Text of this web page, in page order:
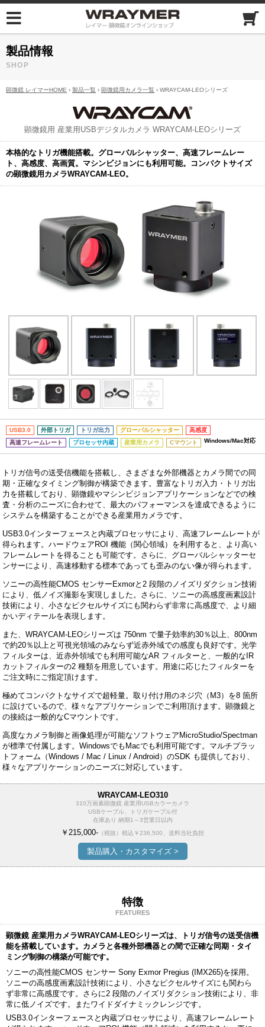
製品情報
SHOP
顕微鏡 レイマーHOME › 製品一覧 › 顕微鏡用カメラ一覧 › WRAYCAM-LEOシリーズ
顕微鏡用 産業用USBデジタルカメラ WRAYCAM-LEOシリーズ
本格的なトリガ機能搭載。グローバルシャッター、高速フレームレー
ト、高感度、高画質。マシンビジョンにも利用可能。コンパクトサイズ
の顕微鏡用カメラWRAYCAM-LEO。
USB3.0 外部トリガ トリガ出力 グローバルシャッター
高感度
高速フレームレート
プロセッサ内蔵 産業用カメラ Cマウント Windows/Mac対応
トリガ信号の送受信機能を搭載し、さまざまな外部機器とカメラ間での同
期・正確なタイミング制御が構築できます。豊富なトリガ入力・トリガ出
力を搭載しており、顕微鏡やマシンビジョンアプリケーションなどでの検
査・分析のニーズに合わせて、最大のパフォーマンスを達成できるように
システムを構築することができる産業用カメラです。
USB3.0インターフェースと内蔵プロセッサにより、高速フレームレートが
得られます。ハードウェアROI 機能（関心領域）を利用すると、より高い
フレームレートを得ることも可能です。さらに、グローバルシャッターセ
ンサーにより、高速移動する標本であっても歪みのない像が得られます。
ソニーの高性能CMOS センサーExmorと2 段階のノイズリダクション技術
により、低ノイズ撮影を実現しました。さらに、ソニーの高感度画素設計
技術により、小さなピクセルサイズにも関わらず非常に高感度で、より細
かいディテールを表現します。
また、WRAYCAM-LEOシリーズは 750nm で量子効率約30％以上、800nm
で約20％以上と可視光領域のみならず近赤外域での感度も良好です。光学
フィルターは、近赤外領域でも利用可能なAR フィルターと、一般的なIR
カットフィルターの2 種類を用意しています。用途に応じたフィルターを
ご注文時にご指定頂けます。
極めてコンパクトなサイズで超軽量。取り付け用のネジ穴（M3）を8 箇所
に設けているので、様々なアプリケーションでご利用頂けます。顕微鏡と
の接続は一般的なCマウントです。
高度なカメラ制御と画像処理が可能なソフトウェアMicroStudio/Spectman
が標準で付属します。WindowsでもMacでも利用可能です。マルチプラッ
トフォーム（Windows / Mac / Linux / Android）のSDK も提供しており、
様々なアプリケーションのニーズに対応しています。
WRAYCAM-LEO310
310万画素顕微鏡 産業用USBカラーカメラ
USBケーブル、トリガケーブル付
在庫あり 納期1～3営業日以内
￥215,000- （税抜） 税込￥236,500、送料当社負担
製品購入・カスタマイズ >
特徴
FEATURES
顕微鏡 産業用カメラWRAYCAM-LEOシリーズは、トリガ信号の送受信機
能を搭載しています。カメラと各種外部機器との間で正確な同期・タイ
ミング制御の構築が可能です。
ソニーの高性能CMOS センサー Sony Exmor Pregius (IMX265)を採用。
ソニーの高感度画素設計技術により、小さなピクセルサイズにも関わら
ず非常に高感度です。さらに2 段階のノイズリダクション技術により、非
常に低ノイズです。またワイドダイナミックレンジです。
USB3.0インターフェースと内蔵プロセッサにより、高速フレームレート